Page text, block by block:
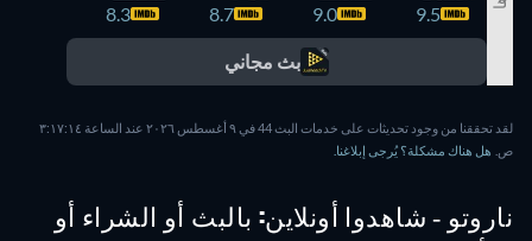
9.5
9.0
8.7
8.3
بث مجاني
لقد تحققنا من وجود تحديثات على خدمات البث 44 في ٩ أغسطس ٢٠٢٦ عند الساعة ٣:١٧:١٤
ص.
هل هناك مشكلة؟ يُرجى إبلاغنا.
ناروتو - شاهدوا أونلاين: بالبث أو الشراء أو